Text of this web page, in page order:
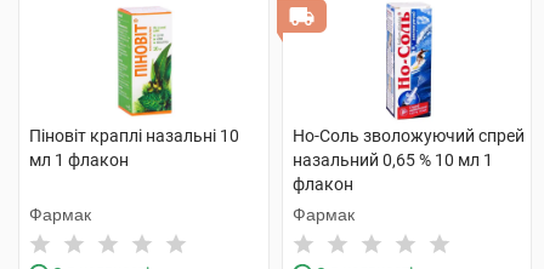
Піновіт краплі назальні 10
мл 1 флакон
Фармак
Но-Соль зволожуючий спрей
назальний 0,65 % 10 мл 1
флакон
Фармак